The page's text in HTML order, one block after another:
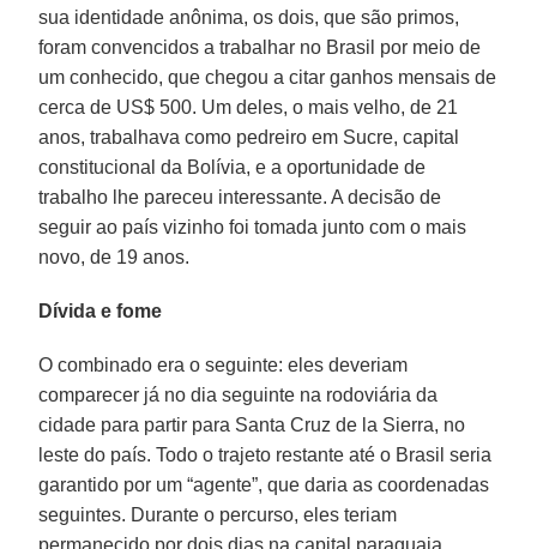
sua identidade anônima, os dois, que são primos,
foram convencidos a trabalhar no Brasil por meio de
um conhecido, que chegou a citar ganhos mensais de
cerca de US$ 500. Um deles, o mais velho, de 21
anos, trabalhava como pedreiro em Sucre, capital
constitucional da Bolívia, e a oportunidade de
trabalho lhe pareceu interessante. A decisão de
seguir ao país vizinho foi tomada junto com o mais
novo, de 19 anos.
Dívida e fome
O combinado era o seguinte: eles deveriam
comparecer já no dia seguinte na rodoviária da
cidade para partir para Santa Cruz de la Sierra, no
leste do país. Todo o trajeto restante até o Brasil seria
garantido por um “agente”, que daria as coordenadas
seguintes. Durante o percurso, eles teriam
permanecido por dois dias na capital paraguaia,